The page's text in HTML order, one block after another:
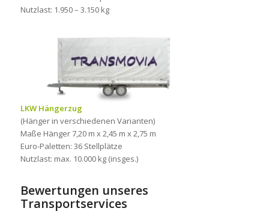
Nutzlast: 1.950 – 3.150 kg
LKW Hängerzug
(Hänger in verschiedenen Varianten)
Maße Hänger 7,20 m x 2,45 m x 2,75 m
Euro-Paletten: 36 Stellplätze
Nutzlast: max. 10.000 kg (insges.)
Bewertungen unseres
Transportservices